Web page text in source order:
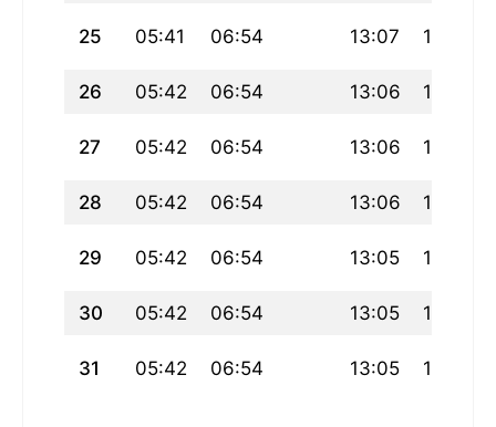
25 05:41 06:54 13:07 16:14
26 05:42 06:54 13:06 16:15
27 05:42 06:54 13:06 16:15
28 05:42 06:54 13:06 16:15
29 05:42 06:54 13:05 16:15
30 05:42 06:54 13:05 16:15
31 05:42 06:54 13:05 16:15